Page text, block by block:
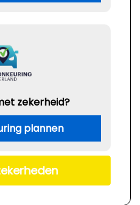
zekerheid?
plannen